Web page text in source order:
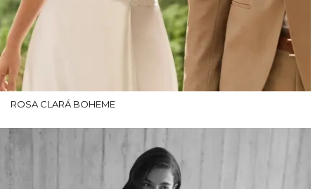
ROSA CLARÁ BOHEME